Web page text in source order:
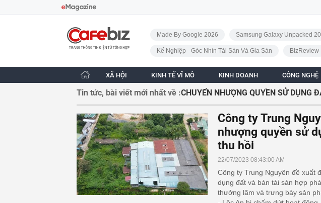
CafeBiz - Trang chủ
Made By Google 2026
Samsung Galaxy Unpacked
Kế Nghiệp - Góc Nhìn Tài Sản Và Gia Sản BizReview
XÃ HỘI KINH TẾ VĨ MÔ KINH DOANH CÔNG NGHỆ
Tin tức, bài viết mới nhất về :CHUYỂN NHƯỢNG QUYỀN SỬ DỤNG
Công ty Trung
nhượng quyền sử
thu hồi
22/07/2023 08:43:00 AM
Công ty Trung Nguyên đề xuất
dụng đất và bán tài sản hợp
thưởng lãm và trưng bày sản